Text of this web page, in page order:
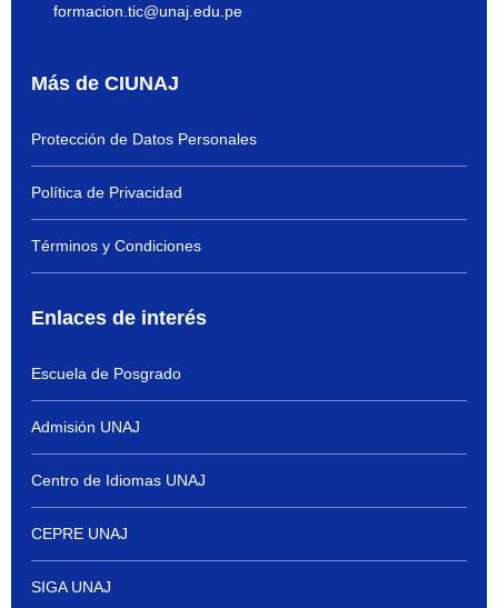
formacion.tic@unaj.edu.pe
Más de CIUNAJ
Protección de Datos Personales
Política de Privacidad
Términos y Condiciones
Enlaces de interés
Escuela de Posgrado
Admisión UNAJ
Centro de Idiomas UNAJ
CEPRE UNAJ
SIGA UNAJ